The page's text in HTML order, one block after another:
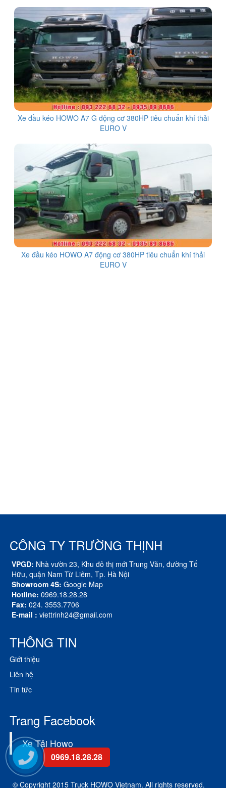
Xe đầu kéo HOWO A7 G động cơ 380HP tiêu chuẩn khí thải
EURO V
Xe đầu kéo HOWO A7 động cơ 380HP tiêu chuẩn khí thải
EURO V
CÔNG TY TRƯỜNG THỊNH
VPGD: Nhà vườn 23, Khu đô thị mới Trung Văn, đường Tố
Hữu, quận Nam Từ Liêm, Tp. Hà Nội
Showroom 4S: Google Map
Hotline: 0969.18.28.28
Fax: 024. 3553.7706
E-mail : viettrinh24@gmail.com
THÔNG TIN
Giới thiệu
Liên hệ
Tin tức
Trang Facebook
Xe Tải Howo
© Copyright 2015 Truck HOWO Vietnam. All rights reserved.
0969.18.28.28